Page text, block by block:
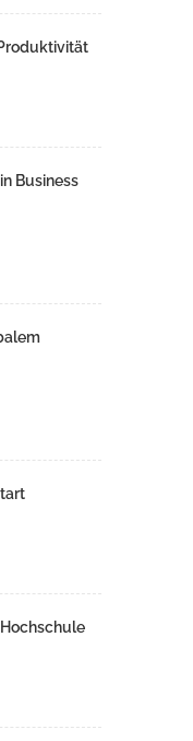
Business